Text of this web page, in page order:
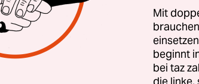
blöd. Das hier draußen ist unser
Zukunftsfrage an Berlin stelle, dann
möchte? In dieser Stadt? Hier?“
Mit
beginnt
bei taz
die